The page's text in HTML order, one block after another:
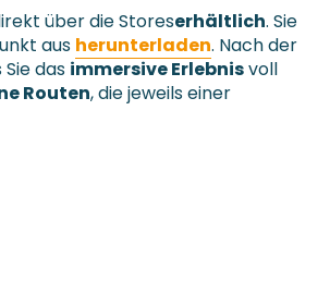
über die Storeserhältlich. Sie
aus herunterladen. Nach der
das immersive Erlebnisvoll
Routen, die jeweils einer